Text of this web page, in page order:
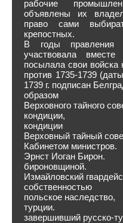
рабочие
объявлены их
право сами
крепостных.
В годы правления
участвовала
посылала свои
против 1735-1739
1739 г. подписан
образом
Верховного тайного
кондиции,
кондиции
Верховный тайный
Кабинетом министров.
Эрнст Иоган Бирон.
бироновщиной.
Измайловский
собственностью
польское наследство,
турции.
завершивший русско-